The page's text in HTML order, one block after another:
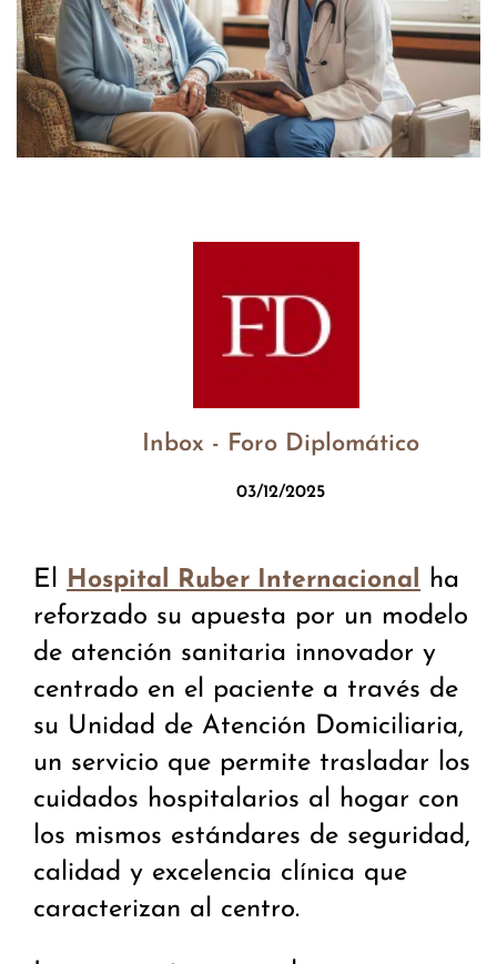
Inbox - Foro Diplomático
03/12/2025
El Hospital Ruber Internacional ha
reforzado su apuesta por un modelo
de atención sanitaria innovador y
centrado en el paciente a través de
su Unidad de Atención Domiciliaria,
un servicio que permite trasladar los
cuidados hospitalarios al hogar con
los mismos estándares de seguridad,
calidad y excelencia clínica que
caracterizan al centro.